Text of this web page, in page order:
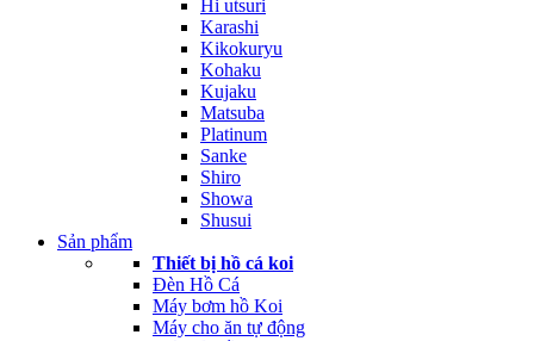
Hi utsuri
Karashi
Kikokuryu
Kohaku
Kujaku
Matsuba
Platinum
Sanke
Shiro
Showa
Shusui
Sản phẩm
Thiết bị hồ cá koi
Đèn Hồ Cá
Máy bơm hồ Koi
Máy cho ăn tự động